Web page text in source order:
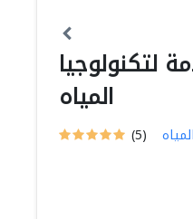
لتكنولوجيا
المياه
(5)